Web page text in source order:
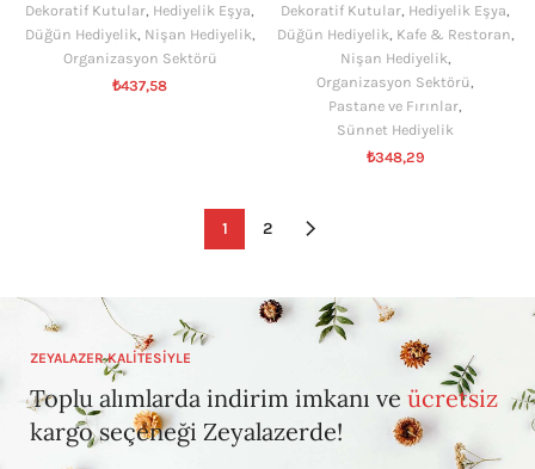
Dekoratif Kutular, Hediyelik Eşya,
Düğün Hediyelik, Nişan Hediyelik,
Organizasyon Sektörü
₺437,58
Dekoratif Kutular, Hediyelik Eşya,
Düğün Hediyelik, Kafe & Restoran,
Nişan Hediyelik,
Organizasyon Sektörü,
Pastane ve Fırınlar,
Sünnet Hediyelik
₺348,29
1 2
ZEYALAZER KALİTESİYLE
Toplu alımlarda indirim imkanı veücretsiz
kargo seçeneği Zeyalazerde!